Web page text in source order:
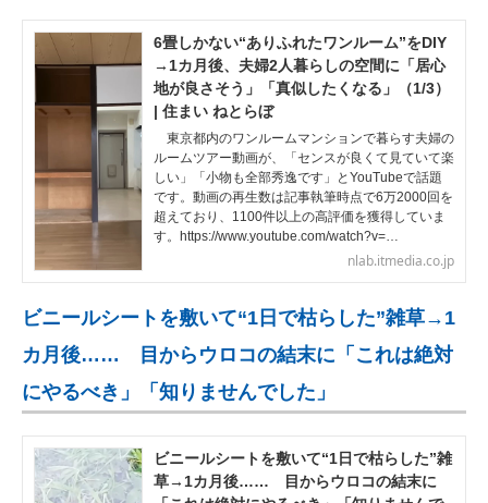
6畳しかない“ありふれたワンルーム”をDIY
→1カ月後、夫婦2人暮らしの空間に「居心
地が良さそう」「真似したくなる」（1/3）
| 住まい ねとらぼ
東京都内のワンルームマンションで暮らす夫婦の
ルームツアー動画が、「センスが良くて見ていて楽
しい」「小物も全部秀逸です」とYouTubeで話題
です。動画の再生数は記事執筆時点で6万2000回を
超えており、1100件以上の高評価を獲得していま
す。https://www.youtube.com/watch?v=…
nlab.itmedia.co.jp
ビニールシートを敷いて“1日で枯らした”雑草→1
カ月後…… 目からウロコの結末に「これは絶対
にやるべき」「知りませんでした」
ビニールシートを敷いて“1日で枯らした”雑
草→1カ月後…… 目からウロコの結末に